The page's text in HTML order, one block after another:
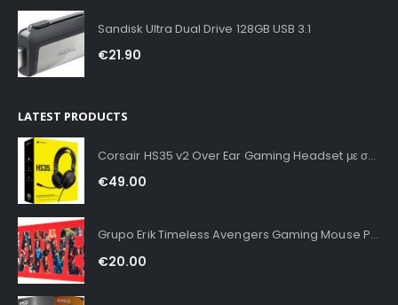
Sandisk Ultra Dual Drive 128GB USB 3.1
€21.90
LATEST PRODUCTS
Corsair HS35 v2 Over Ear Gaming Headset με σύνδεση 3.5mm Carbon for PC / PS4 / XBOX
€49.00
Grupo Erik Timeless Avengers Gaming Mouse Pad XXL
€20.00